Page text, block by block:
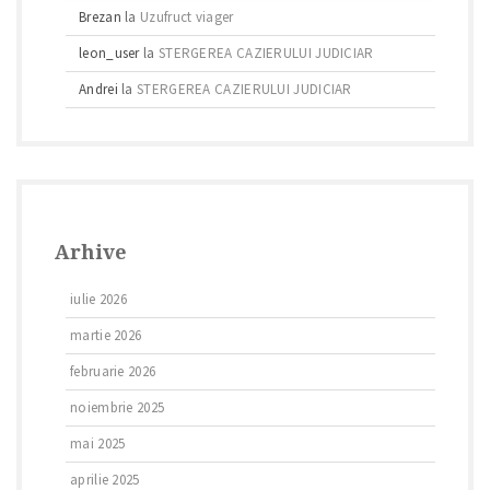
Brezan la Uzufruct viager
leon_userla STERGEREA CAZIERULUI JUDICIAR
Andrei laSTERGEREA CAZIERULUI JUDICIAR
Arhive
iulie 2026
martie 2026
februarie 2026
noiembrie 2025
mai 2025
aprilie 2025